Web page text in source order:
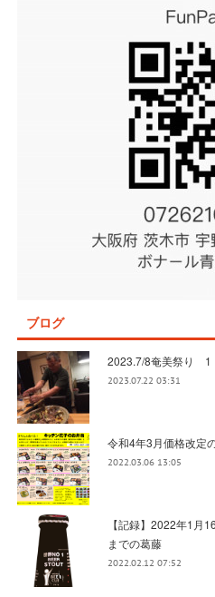
ブログ
2023.7/8奄美祭り 1
2023.07.22 03:31
令和4年3月価格改定
2022.03.06 13:05
【記録】2022年1月
までの葛藤
2022.02.12 07:52